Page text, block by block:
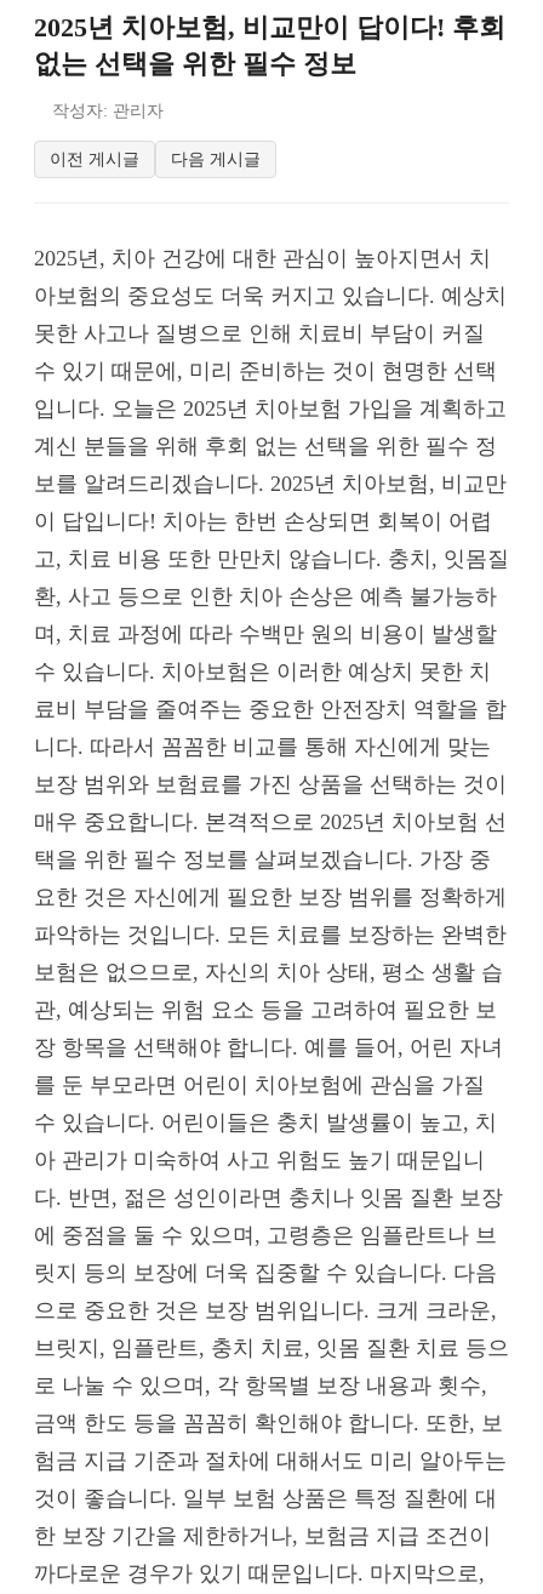
2025년 치아보험, 비교만이 답이다! 후회
없는 선택을 위한 필수 정보
작성자: 관리자
이전 게시글 다음 게시글
2025년, 치아 건강에 대한 관심이 높아지면서 치
아보험의 중요성도 더욱 커지고 있습니다. 예상치
못한 사고나 질병으로 인해 치료비 부담이 커질
수 있기 때문에, 미리 준비하는 것이 현명한 선택
입니다. 오늘은 2025년 치아보험 가입을 계획하고
계신 분들을 위해 후회 없는 선택을 위한 필수 정
보를 알려드리겠습니다. 2025년 치아보험, 비교만
이 답입니다! 치아는 한번 손상되면 회복이 어렵
고, 치료 비용 또한 만만치 않습니다. 충치, 잇몸질
환, 사고 등으로 인한 치아 손상은 예측 불가능하
며, 치료 과정에 따라 수백만 원의 비용이 발생할
수 있습니다. 치아보험은 이러한 예상치 못한 치
료비 부담을 줄여주는 중요한 안전장치 역할을 합
니다. 따라서 꼼꼼한 비교를 통해 자신에게 맞는
보장 범위와 보험료를 가진 상품을 선택하는 것이
매우 중요합니다. 본격적으로 2025년 치아보험 선
택을 위한 필수 정보를 살펴보겠습니다. 가장 중
요한 것은 자신에게 필요한 보장 범위를 정확하게
파악하는 것입니다. 모든 치료를 보장하는 완벽한
보험은 없으므로, 자신의 치아 상태, 평소 생활 습
관, 예상되는 위험 요소 등을 고려하여 필요한 보
장 항목을 선택해야 합니다. 예를 들어, 어린 자녀
를 둔 부모라면 어린이 치아보험에 관심을 가질
수 있습니다. 어린이들은 충치 발생률이 높고, 치
아 관리가 미숙하여 사고 위험도 높기 때문입니
다. 반면, 젊은 성인이라면 충치나 잇몸 질환 보장
에 중점을 둘 수 있으며, 고령층은 임플란트나 브
릿지 등의 보장에 더욱 집중할 수 있습니다. 다음
으로 중요한 것은 보장 범위입니다. 크게 크라운,
브릿지, 임플란트, 충치 치료, 잇몸 질환 치료 등으
로 나눌 수 있으며, 각 항목별 보장 내용과 횟수,
금액 한도 등을 꼼꼼히 확인해야 합니다. 또한, 보
험금 지급 기준과 절차에 대해서도 미리 알아두는
것이 좋습니다. 일부 보험 상품은 특정 질환에 대
한 보장 기간을 제한하거나, 보험금 지급 조건이
까다로운 경우가 있기 때문입니다. 마지막으로,